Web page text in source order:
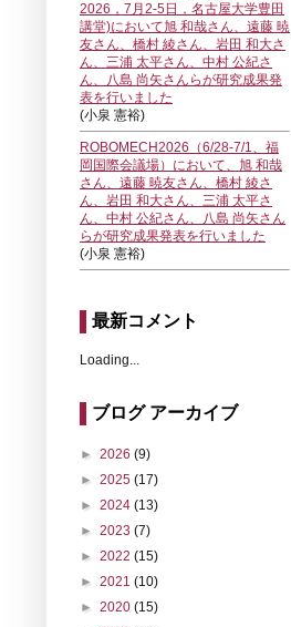
2026，7月2-5日，名古屋大学豊田
講堂)において旭 和哉さん、遠藤 暁
友さん、橋村 綾さん、岩田 和大さ
ん、三浦 太平さん、中村 公紀さ
ん、八島 尚矢さんらが研究成果発
表を行いました
(小泉 憲裕)
ROBOMECH2026（6/28-7/1、福
岡国際会議場）において、旭 和哉
さん、遠藤 暁友さん、橋村 綾さ
ん、岩田 和大さん、三浦 太平さ
ん、中村 公紀さん、八島 尚矢さん
らが研究成果発表を行いました
(小泉 憲裕)
最新コメント
Loading...
ブログ アーカイブ
► 2026 (9)
► 2025 (17)
► 2024 (13)
► 2023 (7)
► 2022 (15)
► 2021 (10)
► 2020 (15)